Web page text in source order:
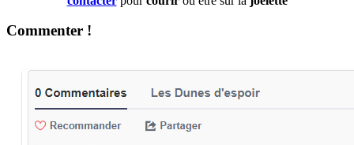
Commenter !